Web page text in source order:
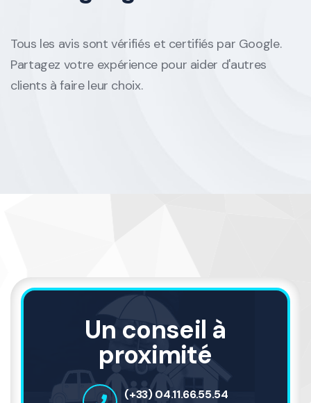
Tous les avis sont vérifiés et certifiés par Google.
Partagez votre expérience pour aider d'autres
clients à faire leur choix.
Un conseil à
proximité
(+33) 04.11.66.55.54